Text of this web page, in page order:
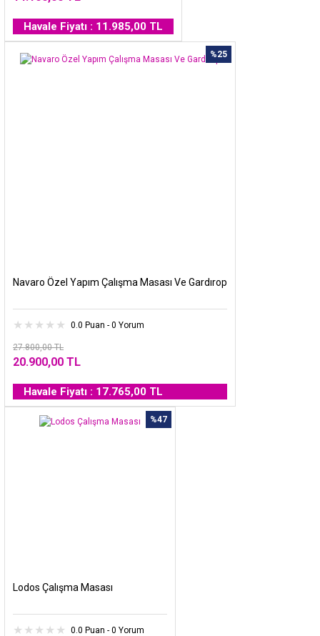
Havale Fiyatı : 11.985,00 TL
%25
Navaro Özel Yapım Çalışma Masası Ve Gardırop
0.0 Puan - 0 Yorum
27.800,00 TL
20.900,00 TL
Havale Fiyatı : 17.765,00 TL
%47
Lodos Çalışma Masası
0.0 Puan - 0 Yorum